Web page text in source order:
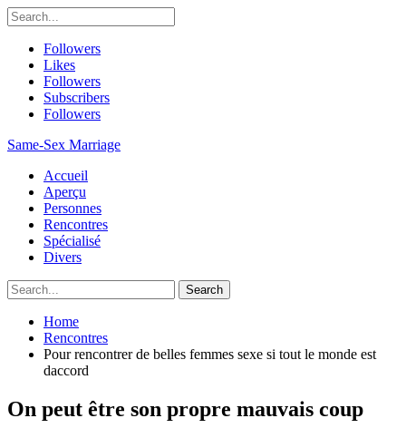
Followers
Likes
Followers
Subscribers
Followers
Same-Sex Marriage
Accueil
Aperçu
Personnes
Rencontres
Spécialisé
Divers
Home
Rencontres
Pour rencontrer de belles femmes sexe si tout le monde est
daccord
On peut être son propre mauvais coup